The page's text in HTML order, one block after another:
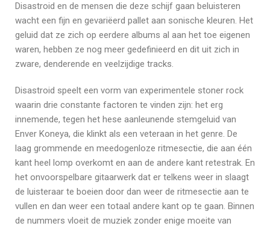
Disastroid en de mensen die deze schijf gaan beluisteren
wacht een fijn en gevariëerd pallet aan sonische kleuren. Het
geluid dat ze zich op eerdere albums al aan het toe eigenen
waren, hebben ze nog meer gedefinieerd en dit uit zich in
zware, denderende en veelzijdige tracks.
Disastroid speelt een vorm van experimentele stoner rock
waarin drie constante factoren te vinden zijn: het erg
innemende, tegen het hese aanleunende stemgeluid van
Enver Koneya, die klinkt als een veteraan in het genre. De
laag grommende en meedogenloze ritmesectie, die aan één
kant heel lomp overkomt en aan de andere kant retestrak. En
het onvoorspelbare gitaarwerk dat er telkens weer in slaagt
de luisteraar te boeien door dan weer de ritmesectie aan te
vullen en dan weer een totaal andere kant op te gaan. Binnen
de nummers vloeit de muziek zonder enige moeite van